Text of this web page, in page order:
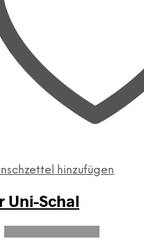
hinzufügen
Uni-Schal